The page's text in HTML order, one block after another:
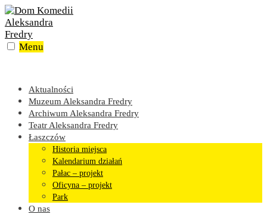
Skip
to
content
Menu
Aktualności
Muzeum Aleksandra Fredry
Archiwum Aleksandra Fredry
Teatr Aleksandra Fredry
Łaszczów
Historia miejsca
Kalendarium działań
Pałac – projekt
Oficyna – projekt
Park
O nas